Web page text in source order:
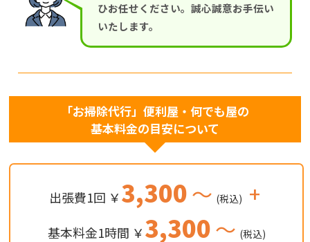
ひお任せください。誠心誠意お手伝い
いたします。
「お掃除代行」便利屋・何でも屋の
基本料金の目安について
出張費1回 ￥3,300～ (税込) +
基本料金1時間 ￥3,300～ (税込)